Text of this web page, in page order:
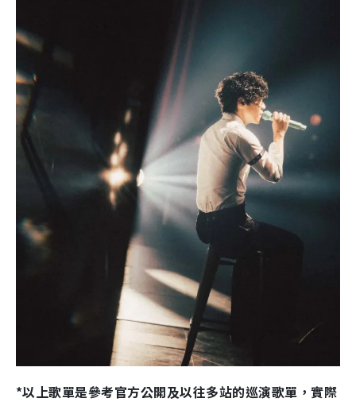
*以上歌單是參考官方公開及以往多站的巡演歌單，實際